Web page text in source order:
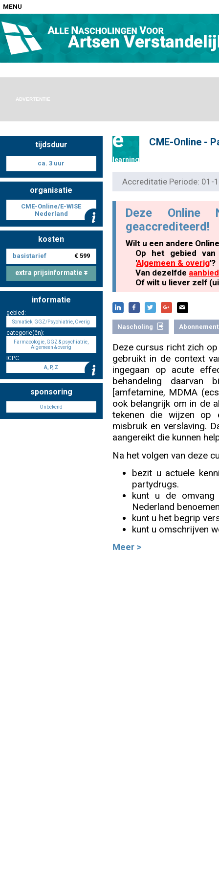
MENU
Home
Nascholingen op locatie (agenda)
Nascholingen online (elearning)
Nascholing aanmelden
Zoek op kaart
Registreren
Inloggen
ADVERTENTIE
tijdsduur
ca. 3 uur
organisatie
CME-Online/E-WISE
Nederland
kosten
basistarief € 599
extra prijsinformatie
informatie
gebied:
Somatiek, GGZ/Psychiatrie, Overig
categorie(ën):
Farmacologie, GGZ & psychiatrie,
Algemeen & overig
ICPC:
A, P, Z
sponsoring
Onbekend
e
learning
CME-Online -
Accreditatie Periode:
Deze Online
geaccrediteerd!
Wilt u een andere
Op het gebied
'Algemeen & overig'?
Van dezelfde
Of wilt u liever zelf
Nascholing Abonnement
Deze cursus richt zich
gebruikt in de context
ingegaan op acute
behandeling daarvan
[amfetamine, MDMA
ook belangrijk om in de
tekenen die wijzen op
misbruik en verslaving.
aangereikt die kunnen
Na het volgen van deze
bezit u actuele
partydrugs.
kunt u de
Nederland
kunt u het begrip
kunt u omschrijven
Meer >